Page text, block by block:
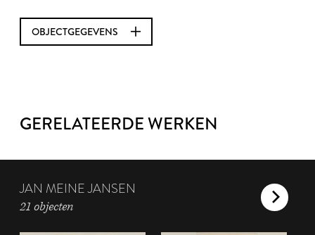
OBJECTGEGEVENS
GERELATEERDE WERKEN
JAN MEINE JANSEN
21 objecten